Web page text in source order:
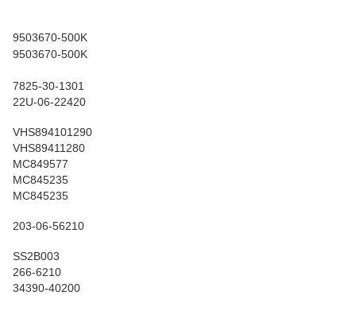
9503670-500K
9503670-500K
7825-30-1301
22U-06-22420
VHS894101290
VHS89411280
MC849577
MC845235
MC845235
203-06-56210
SS2B003
266-6210
34390-40200